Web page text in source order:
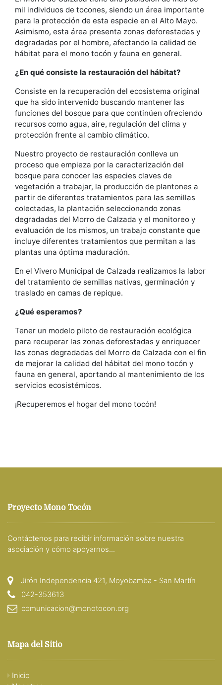
mil individuos de tocones, siendo un área importante
para la protección de esta especie en el Alto Mayo.
Asimismo, esta área presenta zonas deforestadas y
degradadas por el hombre, afectando la calidad de
hábitat para el mono tocón y fauna en general.
¿En qué consiste la restauración del hábitat?
Consiste en la recuperación del ecosistema original
que ha sido intervenido buscando mantener las
funciones del bosque para que continúen ofreciendo
recursos como agua, aire, regulación del clima y
protección frente al cambio climático.
Nuestro proyecto de restauración conlleva un
proceso que empieza por la caracterización del
bosque para conocer las especies claves de
vegetación a trabajar, la producción de plantones a
partir de diferentes tratamientos para las semillas
colectadas, la plantación seleccionando zonas
degradadas del Morro de Calzada y el monitoreo y
evaluación de los mismos, un trabajo constante que
incluye diferentes tratamientos que permitan a las
plantas una óptima maduración.
En el Vivero Municipal de Calzada realizamos la labor
del tratamiento de semillas nativas, germinación y
traslado en camas de repique.
¿Qué esperamos?
Tener un modelo piloto de restauración ecológica
para recuperar las zonas deforestadas y enriquecer
las zonas degradadas del Morro de Calzada con el fin
de mejorar la calidad del hábitat del mono tocón y
fauna en general, aportando al mantenimiento de los
servicios ecosistémicos.
¡Recuperemos el hogar del mono tocón!
Proyecto Mono Tocón
Contáctenos para recibir información sobre nuestra
asociación y cómo apoyarnos...
Jirón Independencia 421, Moyobamba - San Martín
042-353613
comunicacion@monotocon.org
Mapa del Sitio
Inicio